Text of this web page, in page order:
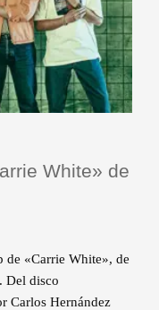
White» de
de «Carrie White», de
Del disco
Carlos Hernández